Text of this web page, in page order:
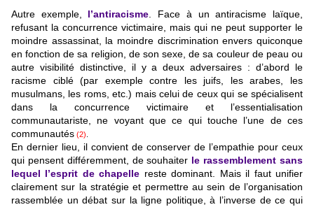
Autre exemple, l’antiracisme . Face à un antiracisme laïque,
refusant la concurrence victimaire, mais qui ne peut supporter le
moindre assassinat, la moindre discrimination envers quiconque
en fonction de sa religion, de son sexe, de sa couleur de peau ou
autre visibilité distinctive, il y a deux adversaires : d’abord le
racisme ciblé (par exemple contre les juifs, les arabes, les
musulmans, les roms, etc.) mais celui de ceux qui se spécialisent
dans la concurrence victimaire et l’essentialisation
communautariste, ne voyant que ce qui touche l’une de ces
communautés (2)
En dernier lieu, il convient de conserver de l’empathie pour ceux
qui pensent différemment, de souhaiter le rassemblement sans
lequel l’esprit de chapelle reste dominant. Mais il faut unifier
clairement sur la stratégie et permettre au sein de l’organisation
rassemblée un débat sur la ligne politique, à l’inverse de ce qui